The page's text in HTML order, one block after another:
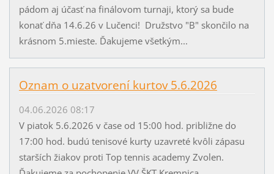
pádom aj účasť na finálovom turnaji, ktorý sa bude
konať dňa 14.6.26 v Lučenci! Družstvo "B" skončilo na
krásnom 5.mieste. Ďakujeme všetkým...
Oznam o uzatvorení kurtov 5.6.2026
04.06.2026 08:17
V piatok 5.6.2026 v čase od 15:00 hod. približne do
17:00 hod. budú tenisové kurty uzavreté kvôli zápasu
starších žiakov proti Top tennis academy Zvolen.